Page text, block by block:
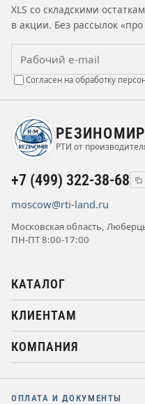
XLS со складскими
в акции. Без рассылок
Согласен на обработку
РЕЗИНОМИР
РТИ от
+7 (499) 322-38-68
moscow@rti-land.ru
Московская область,
ПН-ПТ 8:00-17:00
КАТАЛОГ
КЛИЕНТАМ
КОМПАНИЯ
ОПЛАТА И ДОКУМЕНТЫ